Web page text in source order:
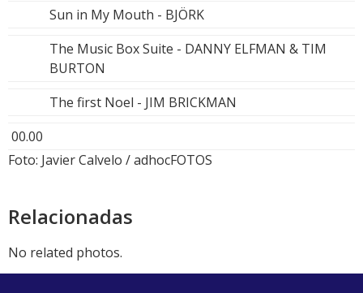
Sun in My Mouth - BJÖRK
The Music Box Suite - DANNY ELFMAN & TIM
BURTON
The first Noel - JIM BRICKMAN
00.00
Foto: Javier Calvelo / adhocFOTOS
Relacionadas
No related photos.